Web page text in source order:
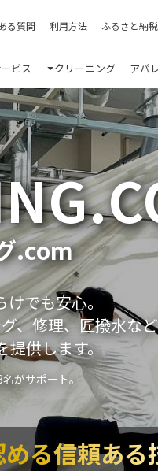
る質問 利用方法 ふるさと納税
ビス クリーニング アパ
.com
でも安心。
、修理、匠撥水など
提供します。
がサポート。
る信頼ある